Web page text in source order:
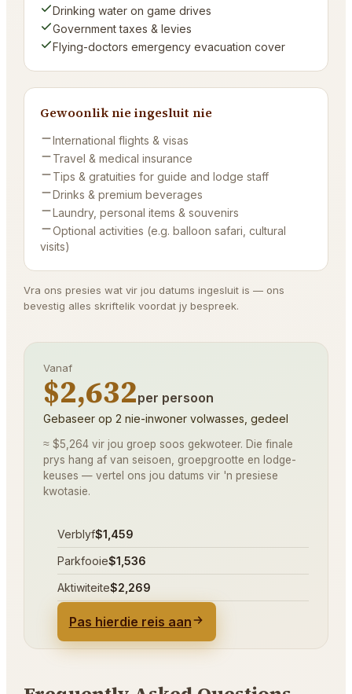
Drinking water on game drives
Government taxes & levies
Flying-doctors emergency evacuation cover
Gewoonlik nie ingesluit nie
International flights & visas
Travel & medical insurance
Tips & gratuities for guide and lodge staff
Drinks & premium beverages
Laundry, personal items & souvenirs
Optional activities (e.g. balloon safari, cultural
visits)
Vra ons presies wat vir jou datums ingesluit is — ons
bevestig alles skriftelik voordat jy bespreek.
Vanaf
$2,632per persoon
Gebaseer op 2 nie-inwoner volwasses, gedeel
≈ $5,264 vir jou groep soos gekwoteer. Die finale
prys hang af van seisoen, groepgrootte en lodge-
keuses — vertel ons jou datums vir 'n presiese
kwotasie.
Verblyf$1,459
Parkfooie$1,536
Aktiwiteite$2,269
Pas hierdie reis aan